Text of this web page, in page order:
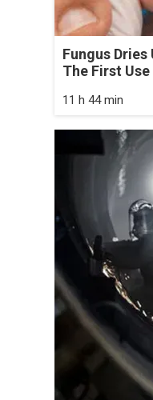
Fungus
The First Use
11 h 44 min